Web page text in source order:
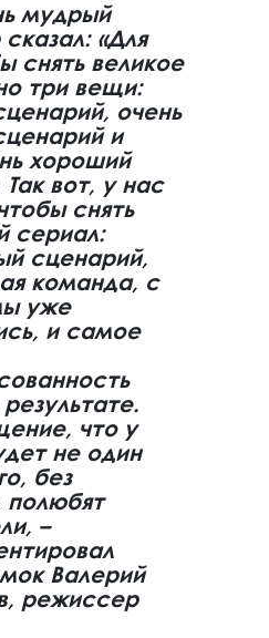
мудрый
«Для
снять великое
три вещи:
очень
и
хороший
вот, у нас
снять
сериал:
сценарий,
команда, с
уже
и самое
что у
не один
без
полюбят
–
Валерий
режиссер